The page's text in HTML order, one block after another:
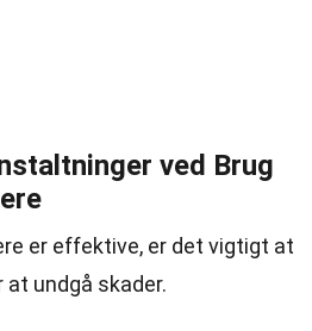
ved Brug
er effektive, er det vigtigt at
undgå skader.